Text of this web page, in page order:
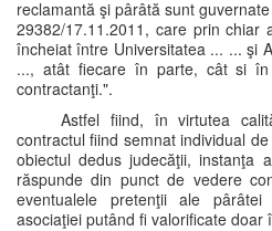
reclamantă şi pârâtă sunt
29382/17.11.2011, care prin chiar
încheiat între Universitatea ... ... şi
..., atât fiecare în parte, cât si în
contractanţi.".
Astfel fiind, în virtutea
contractul fiind semnat individual
obiectul dedus judecăţii, instanţa
răspunde din punct de vedere
eventualele pretenţii ale
asociaţiei putând fi valorificate doar